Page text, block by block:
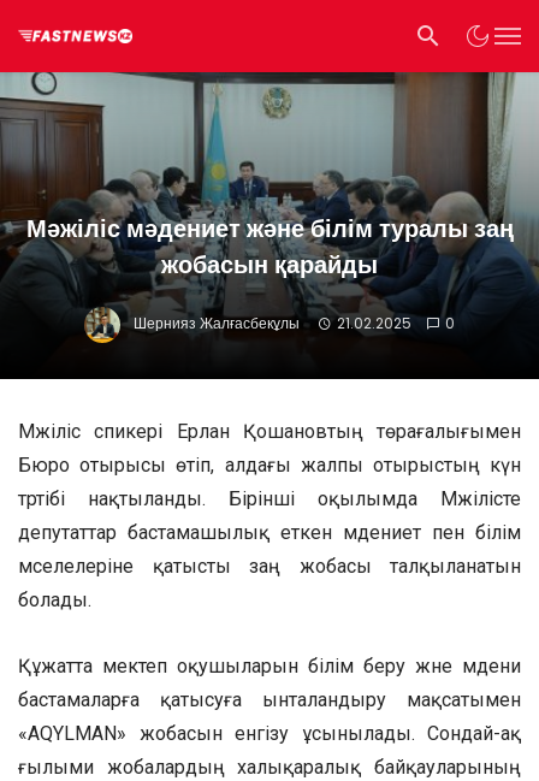
Мәжіліс мәдениет және білім туралы заң
жобасын қарайды
Шернияз Жалғасбекұлы 21.02.2025 0
Мәжіліс спикері Ерлан Қошановтың төрағалығымен
Бюро отырысы өтіп, алдағы жалпы отырыстың күн
тәртібі нақтыланды. Бірінші оқылымда Мәжілісте
депутаттар бастамашылық еткен мәдениет пен білім
мәселелеріне қатысты заң жобасы талқыланатын
болады.
Құжатта мектеп оқушыларын білім беру және мәдени
бастамаларға қатысуға ынталандыру мақсатымен
«AQYLMAN» жобасын енгізу ұсынылады. Сондай-ақ
ғылыми жобалардың халықаралық байқауларының